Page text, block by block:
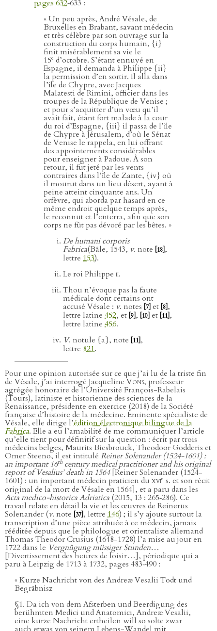
pages 632‑633 :
« Un peu après, André Vésale, de
Bruxelles en Brabant, savant médecin
et très célèbre par son ouvrage sur la
construction du corps humain, {i}
finit misérablement sa vie le
15e d’octobre. S’étant ennuyé en
Espagne, il demanda à Philippe {ii}
la permission d’en sortir. Il alla dans
l’île de Chypre, avec Jacques
Malatesti de Rimini, officier dans les
troupes de la République de Venise ;
et pour s’acquitter d’un vœu qu’il
avait fait, étant fort malade à la cour
du roi d’Espagne, {iii} il passa de l’île
de Chypre à Jérusalem, d’où le Sénat
de Venise le rappela, en lui offrant
des appointements considérables
pour enseigner à Padoue. À son
retour, il fut jeté par les vents
contraires dans l’île de Zante, {iv} où
il mourut dans un lieu désert, ayant à
peine atteint cinquante ans. Un
orfèvre, qui aborda par hasard en ce
même endroit quelque temps après,
le reconnut et l’enterra, afin que son
corps ne fût pas dévoré par les bêtes. »
De humani corporis
Fabrica(Bâle, 1543, v. note [18] ,
lettre 153).
Le roi Philippe ii.
Thou n’évoque pas la faute
médicale dont certains ont
accusé Vésale : v. notes [7] et [8] ,
lettre latine 452, et [9] , [10] et [11] ,
lettre latine 456.
V. notule {a}, note [11] ,
lettre 821.
Pour une opinion autorisée sur ce que j’ai lu de la triste fin
de Vésale, j’ai interrogé JacquelineVons, professeur
agrégée honoraire de l’Université François-Rabelais
(Tours), latiniste et historienne des sciences de la
Renaissance, présidente en exercice (2018) de la Société
française d’histoire de la médecine. Éminente spécialiste de
Vésale, elle dirige l’édition électronique bilingue de la
Fabrica. Elle a eu l’amabilité de me communiquer l’article
qu’elle tient pour définitif sur la question : écrit par trois
médecins belges, Maurits Biesbrouck, Theodoor Godderis et
Omer Steeno, il est intitulé Reiner Solenander (1524-1601) :
an important 16th century medical practitioner and his original
report of Vesalius’ death in 1564[Reiner Solenander (1524-
1601) : un important médecin praticien du xvie s. et son récit
original de la mort de Vésale en 1564], et a paru dans les
Acta medico-historica Adriatica (2015, 13 : 265‑286). Ce
travail relate en détail la vie et les œuvres de Reinerus
Solenander (v. note [37] , lettre 146) ; il s’y ajoute surtout la
transcription d’une pièce attribuée à ce médecin, jamais
rééditée depuis que le philologue et orientaliste allemand
Thomas Theodor Crusius (1648-1728) l’a mise au jour en
1722 dans le Vergnügung müssiger Stunden…
[Divertissement des heures de loisir…], périodique qui a
paru à Leipzig de 1713 à 1732, pages 483‑490 :
« Kurze Nachricht von des Andreæ Vesalii Todt und
Begräbnisz
§1. Da ich von dem Afsterben und Beerdigung des
berühmten Medici und Anatomici, Andreæ Vesalii,
eine kurze Nachricht ertheilen will so solte zwar